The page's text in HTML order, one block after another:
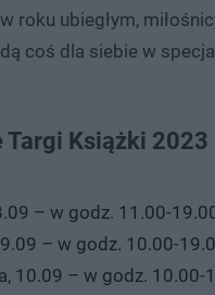
roku ubiegłym,
coś dla siebie w
Targi Książki
– w godz. 11.00-
– w godz. 10.00-
10.09 – w godz. 10.00-